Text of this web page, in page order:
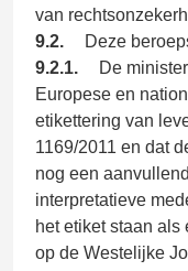
van
9.2.
Deze
9.2.1.
De
Europese en
etikettering van
1169/2011 en dat
nog een
interpretatieve
het etiket staan
op de Westelijke